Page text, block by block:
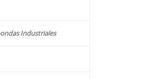
Industriales